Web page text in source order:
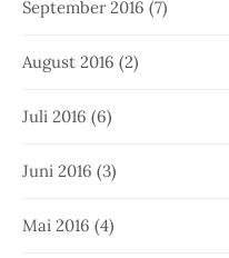
September 2016 (7)
August 2016 (2)
Juli 2016 (6)
Juni 2016 (3)
Mai 2016 (4)